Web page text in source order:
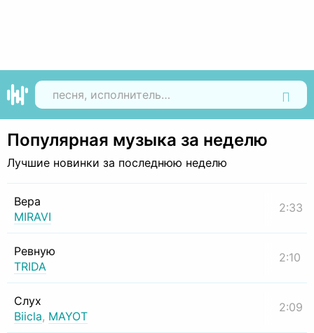
Популярная музыка за неделю
Лучшие новинки за последнюю неделю
Вера
MIRAVI
2:33
Ревную
TRIDA
2:10
Слух
Biicla, MAYOT
2:09